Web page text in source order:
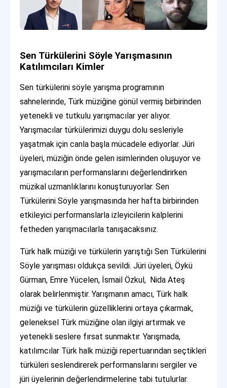
Sen Türkülerini Söyle Yarışmasının
Katılımcıları Kimler
Sen türkülerini söyle yarışma programının
sahnelerinde, Türk müziğine gönül vermiş birbirinden
yetenekli ve tutkulu yarışmacılar yer alıyor.
Yarışmacılar türkülerimizi duygu dolu sesleriyle
yaşatmak için canla başla mücadele ediyorlar. Jüri
üyeleri, müziğin önde gelen isimlerinden oluşuyor ve
yarışmacıların performanslarını değerlendirirken
müzikal uzmanlıklarını konuşturuyorlar. Sen
Türkülerini Söyle yarışmasında her hafta birbirinden
etkileyici performanslarla izleyicilerin kalplerini
fetheden yarışmacılarla tanışacaksınız.
Türk halk müziği ve türkülerin yarıştığı Sen Türkülerini
Söyle yarışması oldukça sevildi. Jüri üyeleri, Öykü
Gürman, Emre Yücelen, İsmail Özkul, Nida Ateş
olarak belirlenmiştir. Yarışmanın amacı, Türk halk
müziği ve türkülerin güzelliklerini ortaya çıkarmak,
geleneksel Türk müziğine olan ilgiyi artırmak ve
yetenekli seslere fırsat sunmaktır. Yarışmada,
katılımcılar Türk halk müziği repertuarından seçtikleri
türküleri seslendirerek performanslarını sergiler ve
jüri üyelerinin değerlendirmelerine tabi tutulurlar.